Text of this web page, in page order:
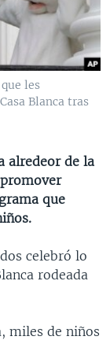
les
Blanca tras
alredeor de la
que
celebró lo
rodeada
miles de niños